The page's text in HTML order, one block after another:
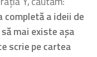
completă a ideii de
mai existe așa
scrie pe cartea